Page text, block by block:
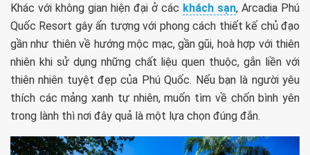
Khác với không gian hiện đại ở các khách sạn, Arcadia Phú
Quốc Resort gây ấn tượng với phong cách thiết kế chủ đạo
gần như thiên về hướng mộc mạc, gần gũi, hoà hợp với thiên
nhiên khi sử dụng những chất liệu quen thuộc, gắn liền với
thiên nhiên tuyệt đẹp của Phú Quốc. Nếu bạn là người yêu
thích các mảng xanh tự nhiên, muốn tìm về chốn bình yên
trong lành thì nơi đây quả là một lựa chọn đúng đắn.